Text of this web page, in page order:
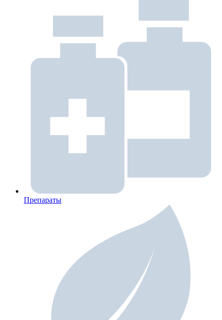
Препараты